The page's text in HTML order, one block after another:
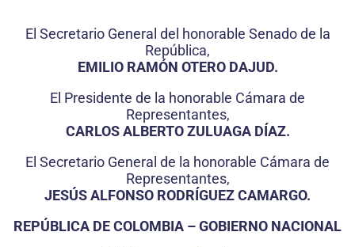
El Secretario General del honorable Senado de la
República,
EMILIO RAMÓN OTERO DAJUD.
El Presidente de la honorable Cámara de
Representantes,
CARLOS ALBERTO ZULUAGA DÍAZ.
El Secretario General de la honorable Cámara de
Representantes,
JESÚS ALFONSO RODRÍGUEZ CAMARGO.
REPÚBLICA DE COLOMBIA – GOBIERNO NACIONAL